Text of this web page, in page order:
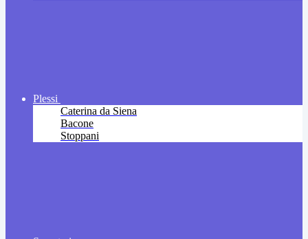
Plessi
Caterina da Siena
Bacone
Stoppani